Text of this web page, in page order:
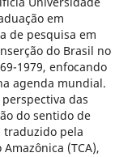
em
de pesquisa em
do Brasil no
1979, enfocando
agenda mundial.
das
do sentido de
traduzido pela
(TCA),